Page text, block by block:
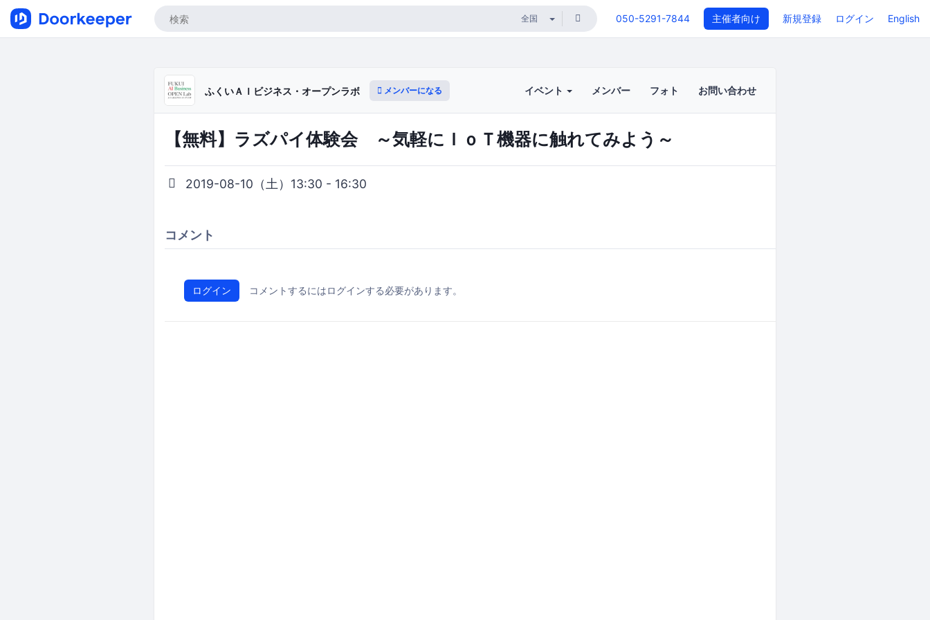
050-5291-7844 主催者向け 新規登録 ログイン English
ふくいＡＩビジネス・オープンラボ メンバーになる イベント メンバー フォト お問い合わせ
【無料】ラズパイ体験会 ～気軽にＩｏＴ機器に触れてみよう～
2019-08-10（土）13:30 - 16:30
コメント
ログイン コメントするにはログインする必要があります。